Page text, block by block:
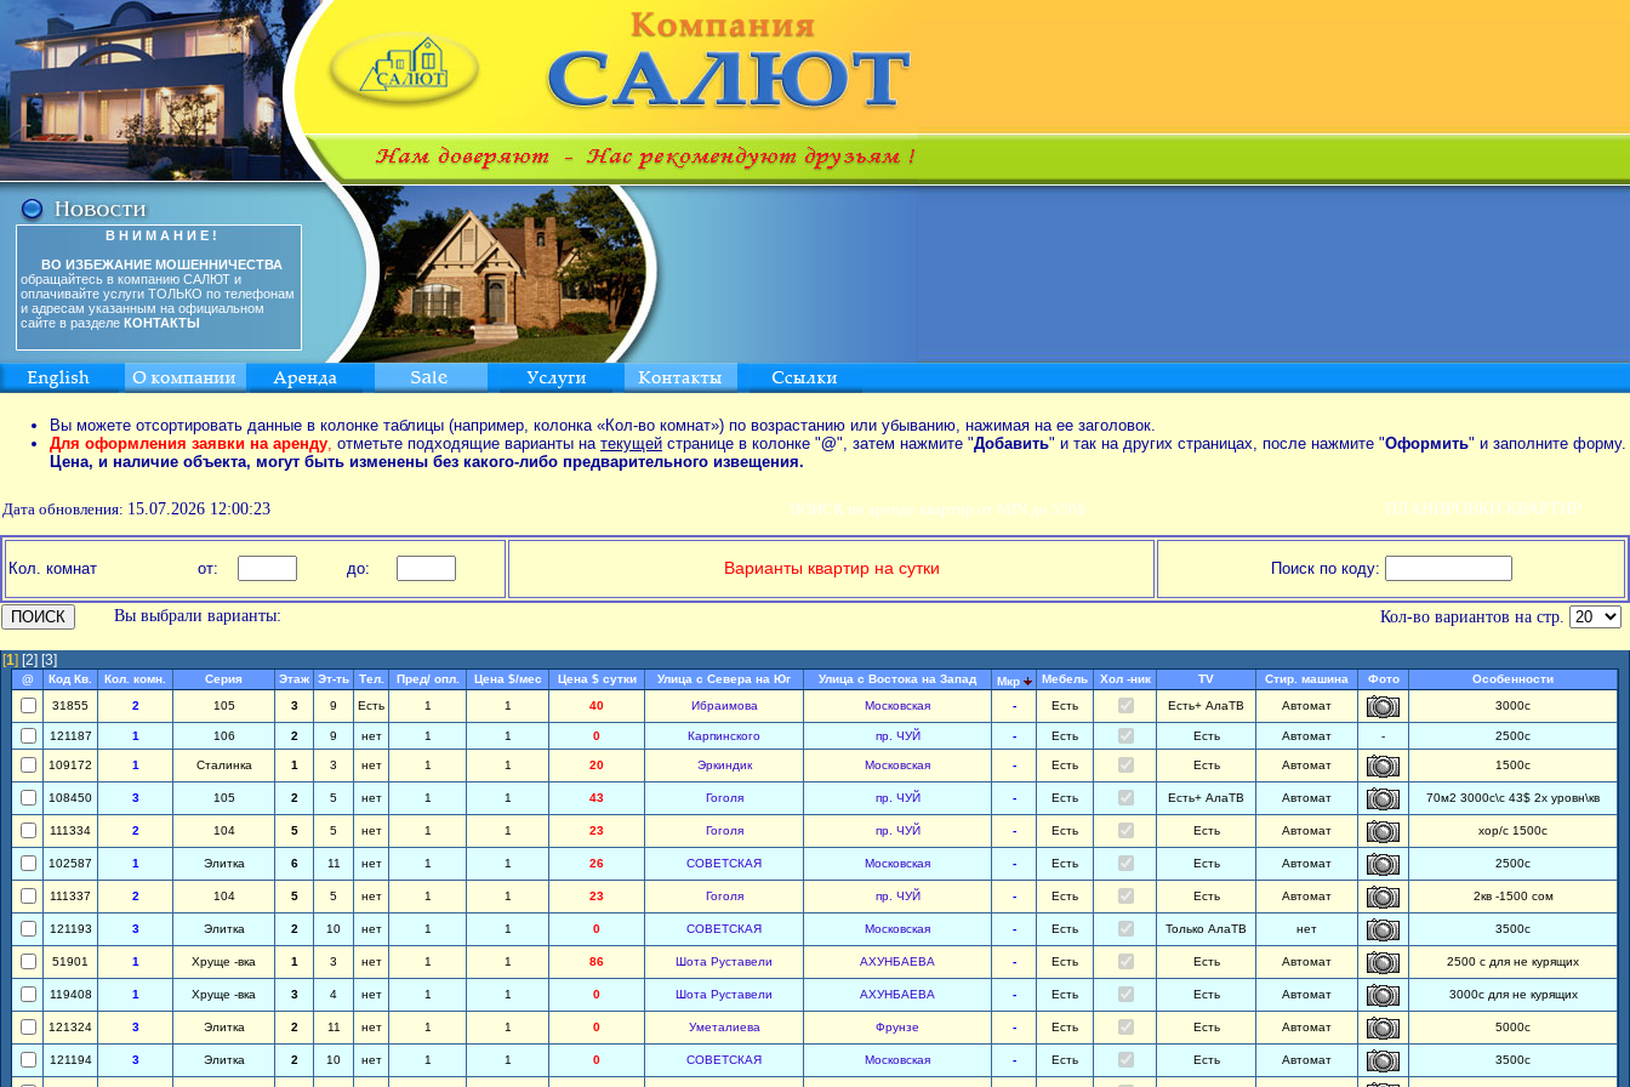
В Н И М А Н И Е !
ВО ИЗБЕЖАНИЕ МОШЕННИЧЕСТВА
обращайтесь в компанию САЛЮТ и
оплачивайте услуги ТОЛЬКО по телефонам
и адресам указанным на официальном
сайте в разделе КОНТАКТЫ
Вы можете отсортировать данные в колонке таблицы (например, колонка «Кол-во комнат») по возрастанию или убыванию, нажимая на ее заголовок.
Для оформления заявки на аренду, отметьте подходящие варианты на текущей странице в колонке "@", затем нажмите "Добавить" и так на других страницах, после нажмите "Оформить" и заполните форму.
Цена, и наличие объекта, могут быть изменены без какого-либо предварительного извещения.
Дата обновления: 15.07.2026 12:00:23 ПОИСК по аренде квартир от MIN до 550$ ПЛАНИРОВКИ КВАРТИР
Кол. комнат от: до: Варианты квартир на сутки Поиск по коду:
Вы выбрали варианты: Кол-во вариантов на стр.
[1] [2] [3]
@ Код Кв. Кол. комн. Серия Этаж Эт-ть Тел. Пред/ опл. Цена $/мес Цена $ сутки Улица с Севера на Юг Улица с Востока на Запад Мкр Мебель Хол -ник TV Стир. машина Фото
Особенности
31855
2 105 3 9 Есть 1 1 40 Ибраимова Московская - Есть Есть+ АлаТВ Автомат 3000с
121187 1 106 2 9 нет 1 1 0 Карпинского пр. ЧУЙ - Есть Есть Автомат - 2500с
109172 1 Сталинка 1 3 нет 1 1 20 Эркиндик Московская - Есть Есть Автомат 1500с
108450 3 105 2 5 нет 1 1 43 Гоголя пр. ЧУЙ - Есть Есть+ АлаТВ Автомат 70м2 3000с\с 43$ 2х уровн\кв
111334 2 104 5 5 нет 1 1 23 Гоголя пр. ЧУЙ - Есть Есть Автомат хор/с 1500с
102587 1 Элитка 6 11 нет 1 1 26 СОВЕТСКАЯ Московская - Есть Есть Автомат 2500с
111337 2 104 5 5 нет 1 1 23 Гоголя пр. ЧУЙ - Есть Есть Автомат 2кв -1500 сом
121193 3 Элитка 2 10 нет 1 1 0 СОВЕТСКАЯ Московская - Есть Только АлаТВ нет 3500с
51901 1 Хруще -вка 1 3 нет 1 1 86 Шота Руставели АХУНБАЕВА - Есть Есть Автомат 2500 с для не курящих
119408 1 Хруще -вка 3 4 нет 1 1 0 Шота Руставели АХУНБАЕВА - Есть Есть Автомат 3000с для не курящих
121324 3 Элитка 2 11 нет 1 1 0 Уметалиева Фрунзе - Есть Есть Автомат 5000с
121194 3 Элитка 2 10 нет 1 1 0 СОВЕТСКАЯ Московская - Есть Есть Автомат 3500с